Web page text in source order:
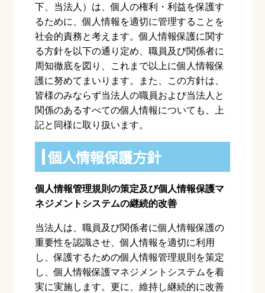
下、当法⼈）は、個⼈の権利・利益を保護す
るために、個⼈情報を適切に管理することを
社会的責務と考えます。個⼈情報保護に関す
る⽅針を以下の通り定め、職員及び関係者に
周知徹底を図り、これまで以上に個⼈情報保
護に努めてまいります。また、この⽅針は、
皆様のみならず当法⼈の職員および当法⼈と
関係のあるすべての個⼈情報についても、上
記と同様に取り扱います。
個⼈情報保護⽅針
個⼈情報管理規則の策定及び個⼈情報保護マ
ネジメントシステムの継続的改善
当法⼈は、職員及び関係者に個⼈情報保護の
重要性を認識させ、個⼈情報を適切に利⽤
し、保護するための個⼈情報管理規則を策定
し、個⼈情報保護マネジメントシステムを着
実に実施します。更に、維持し継続的に改善